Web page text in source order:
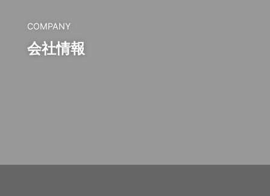
COMPANY
会社情報